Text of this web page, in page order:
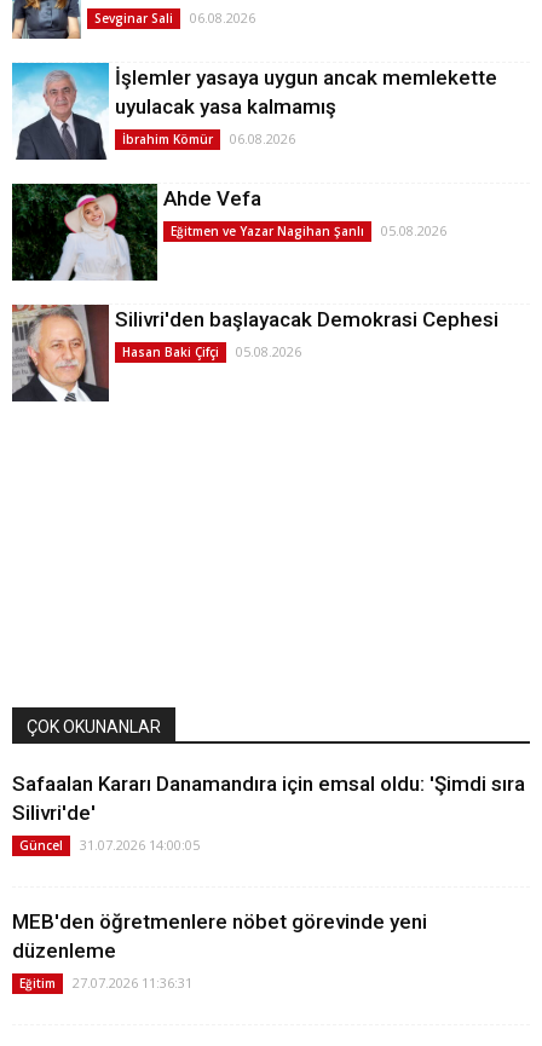
Sevginar Sali 06.08.2026
İşlemler yasaya uygun ancak memlekette
uyulacak yasa kalmamış
İbrahim Kömür 06.08.2026
Ahde Vefa
Eğitmen ve Yazar Nagihan Şanlı 05.08.2026
Silivri'den başlayacak Demokrasi Cephesi
Hasan Baki Çifçi 05.08.2026
ÇOK OKUNANLAR
Safaalan Kararı Danamandıra için emsal oldu: 'Şimdi sıra
Silivri'de'
Güncel 31.07.2026 14:00:05
MEB'den öğretmenlere nöbet görevinde yeni
düzenleme
Eğitim 27.07.2026 11:36:31